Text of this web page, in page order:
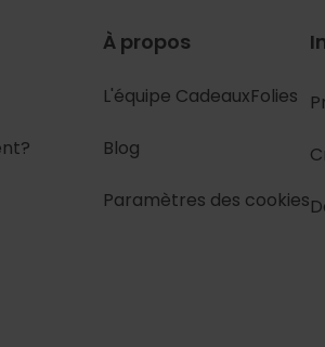
À propos
L'équipe CadeauxFolies
Blog
Paramètres des cookies